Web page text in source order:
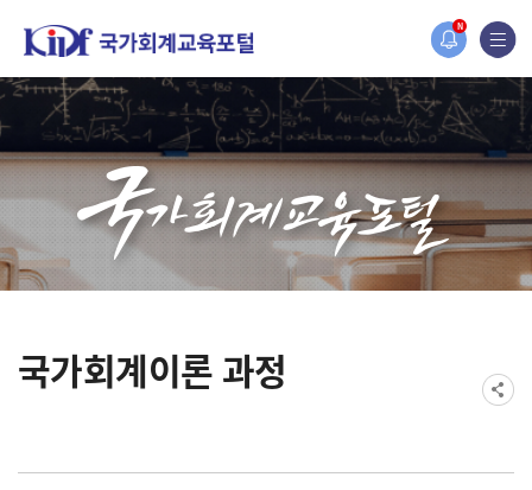
N
홈페이지가 새롭게 개편되었습니다.
한국조세재정연구원홈페이지가 새롭게 개설되었습니다.
국가회계이론 과정